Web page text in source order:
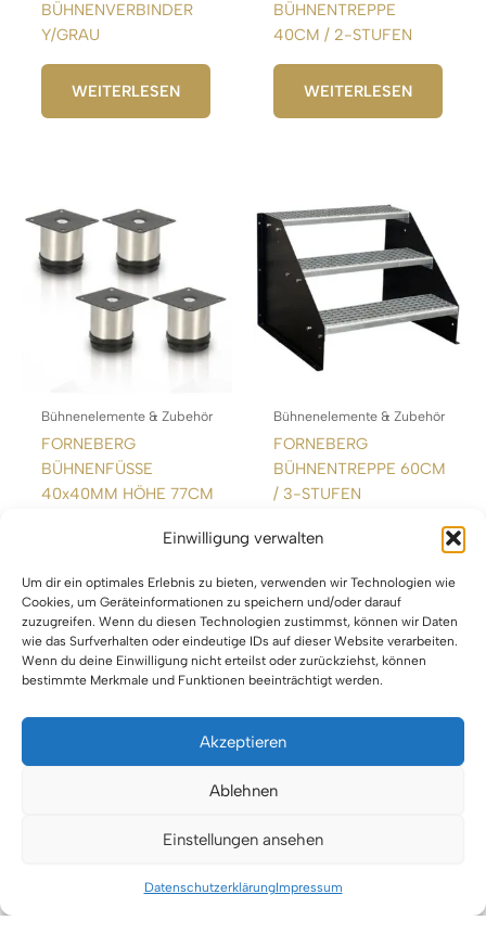
Einwilligung verwalten
Um dir ein optimales Erlebnis zu bieten, verwenden wir Technologien wie
Cookies, um Geräteinformationen zu speichern und/oder darauf
zuzugreifen. Wenn du diesen Technologien zustimmst, können wir Daten
wie das Surfverhalten oder eindeutige IDs auf dieser Website verarbeiten.
Wenn du deine Einwilligung nicht erteilst oder zurückziehst, können
bestimmte Merkmale und Funktionen beeinträchtigt werden.
Akzeptieren
Ablehnen
Einstellungen ansehen
DatenschutzerklärungImpressum
BÜHNENVERBINDER
Y/GRAU
WEITERLESEN
BÜHNENTREPPE
40CM / 2-STUFEN
WEITERLESEN
Bühnenelemente & Zubehör
FORNEBERG
BÜHNENFÜSSE
40x40MM HÖHE 77CM
WEITERLESEN
Bühnenelemente & Zubehör
FORNEBERG
BÜHNENTREPPE 60CM
/ 3-STUFEN
WEITERLESEN
Impressum
Datenschutz